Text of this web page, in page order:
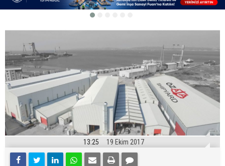
13:25 19 Ekim 2017